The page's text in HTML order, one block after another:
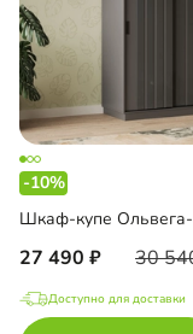
-10%
Шкаф-купе
27 490 30
Доступно для доставки